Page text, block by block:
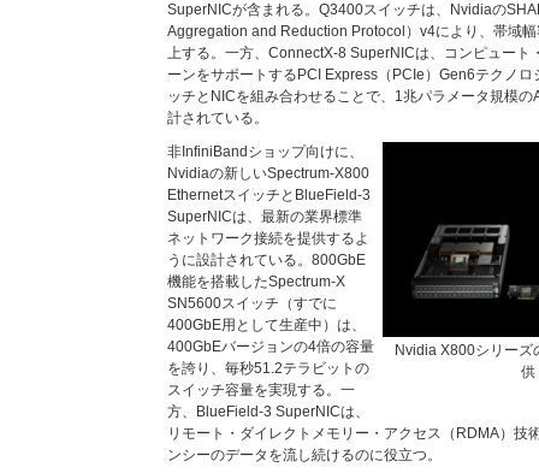
SuperNICが含まれる。Q3400スイッチは、Nvidiaの
Aggregation and Reduction Protocol）v4により、帯域
上する。一方、ConnectX-8 SuperNICは、コンピュート
ーンをサポートするPCI Express（PCIe）Gen6テクノ
ッチとNICを組み合わせることで、1兆パラメータ規模
計されている。
Nvidia X800シリーズ
供
非InfiniBandショップ向けに、
Nvidiaの新しいSpectrum-X800
EthernetスイッチとBlueField-3
SuperNICは、最新の業界標準
ネットワーク接続を提供するよ
うに設計されている。800GbE
機能を搭載したSpectrum-X
SN5600スイッチ（すでに
400GbE用として生産中）は、
400GbEバージョンの4倍の容量
を誇り、毎秒51.2テラビットの
スイッチ容量を実現する。一
方、BlueField-3 SuperNICは、
リモート・ダイレクトメモリー・アクセス（RDMA）技
ンシーのデータを流し続けるのに役立つ。